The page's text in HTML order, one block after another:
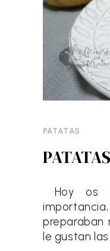
PATATAS
Hoy os
preparaban
le gustan las